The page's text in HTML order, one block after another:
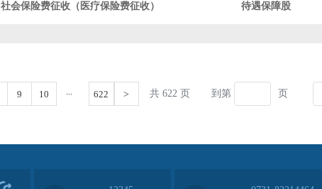
社会保险费征收（医疗保险费征收） 待遇保障股
9 10 ... 622 > 共 622 页 到第 页